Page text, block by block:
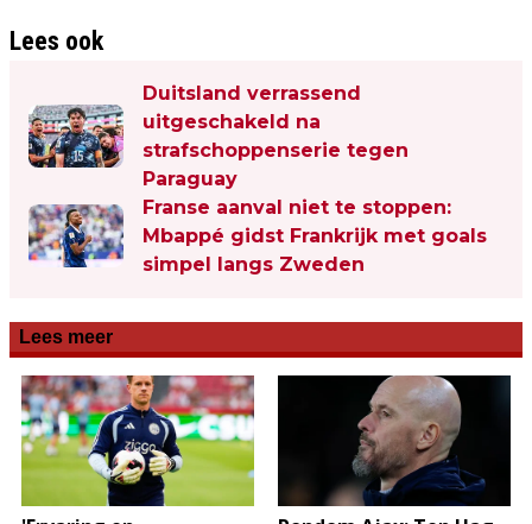
Lees ook
Duitsland verrassend
uitgeschakeld na
strafschoppenserie tegen
Paraguay
Franse aanval niet te stoppen:
Mbappé gidst Frankrijk met goals
simpel langs Zweden